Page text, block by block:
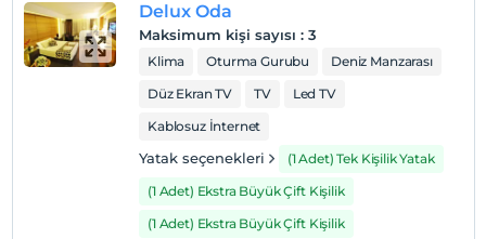
Check/out
En geç saat 12:00 ve öncesi
Evcil hayvan kabul edilmemektedir.
Odalarda sigara içilmez
2 yaşına kadar olan bebekler ücretsizdir.
Delux Oda
Maksimum kişi sayısı : 3
Klima Oturma Gurubu
Deniz Manzarası
Düz Ekran TV
TV
Led TV
Kablosuz İnternet
Yatak seçenekleri
(1 Adet) Tek Kişilik Yatak
(1 Adet) Ekstra Büyük Çift Kişilik
(1 Adet) Ekstra Büyük Çift Kişilik